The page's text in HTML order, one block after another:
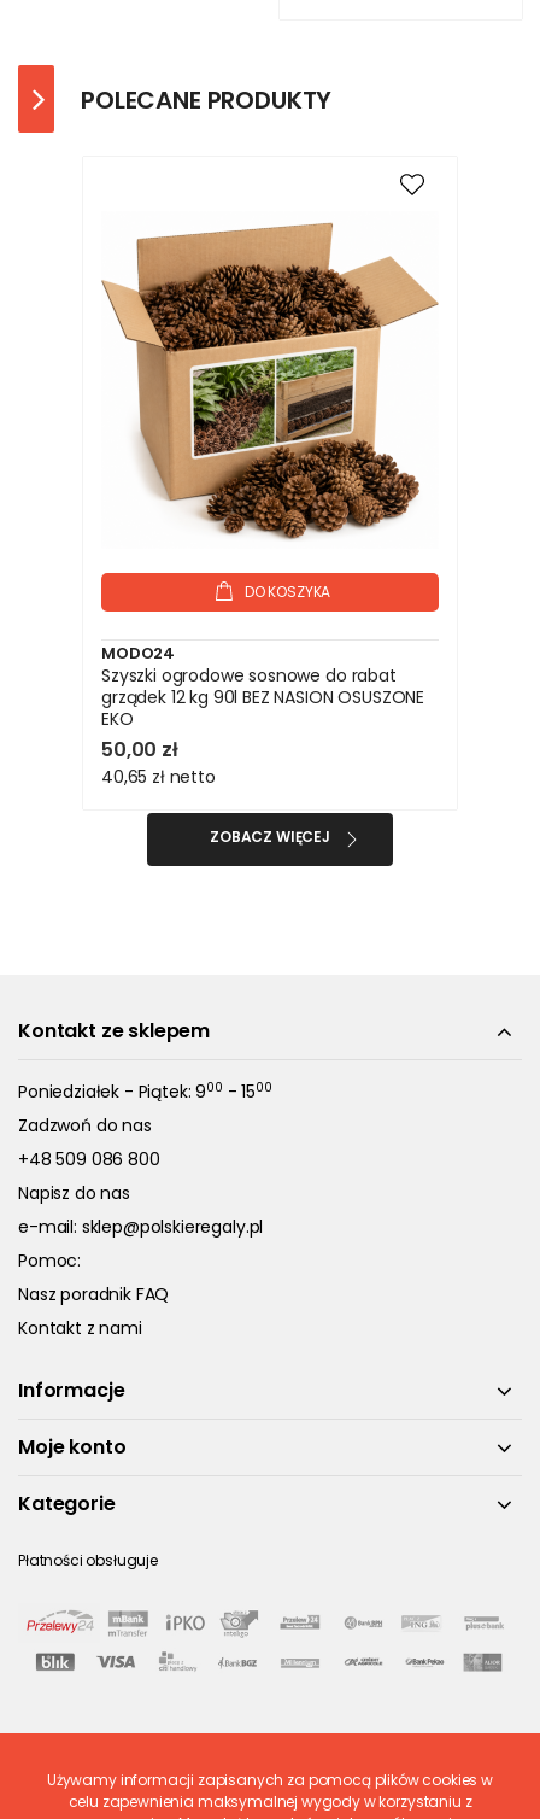
POLECANE PRODUKTY
DO KOSZYKA
MODO24
Szyszki ogrodowe sosnowe do rabat
grządek 12 kg 90l BEZ NASION OSUSZONE
EKO
50,00 zł
40,65 zł netto
ZOBACZ WIĘCEJ
Kontakt ze sklepem
Poniedziałek - Piątek: 900 - 1500
Zadzwoń do nas
+48 509 086 800
Napisz do nas
e-mail: sklep@polskieregaly.pl
Pomoc:
Nasz poradnik FAQ
Kontakt z nami
Informacje
Moje konto
Kategorie
Płatności obsługuje
Ostatnio ocenione
Używamy informacji zapisanych za pomocą plików cookies w
celu zapewnienia maksymalnej wygody w korzystaniu z